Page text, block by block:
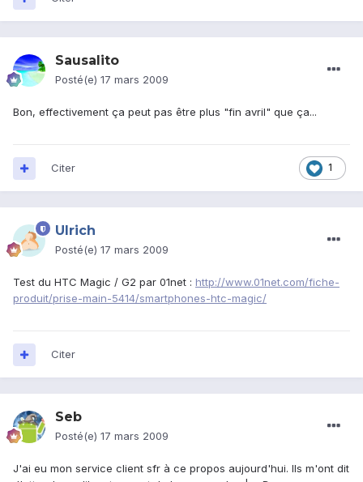
Sausalito
Posté(e) 17 mars 2009
Bon, effectivement ça peut pas être plus "fin avril" que ça...
1
Citer
Ulrich
Posté(e) 17 mars 2009
Test du HTC Magic / G2 par 01net : http://www.01net.com/fiche-
produit/prise-main-5414/smartphones-htc-magic/
Citer
Seb
Posté(e) 17 mars 2009
J'ai eu mon service client sfr à ce propos aujourd'hui. Ils m'ont dit